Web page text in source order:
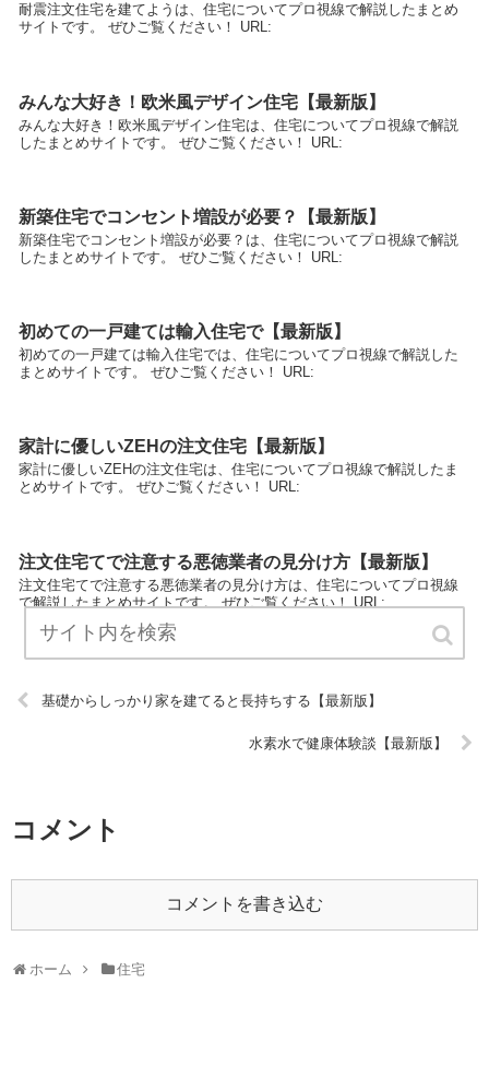
耐震注文住宅を建てようは、住宅についてプロ視線で解説したまとめ
サイトです。 ぜひご覧ください！ URL:
みんな大好き！欧米風デザイン住宅【最新版】
みんな大好き！欧米風デザイン住宅は、住宅についてプロ視線で解説
したまとめサイトです。 ぜひご覧ください！ URL:
新築住宅でコンセント増設が必要？【最新版】
新築住宅でコンセント増設が必要？は、住宅についてプロ視線で解説
したまとめサイトです。 ぜひご覧ください！ URL:
初めての一戸建ては輸入住宅で【最新版】
初めての一戸建ては輸入住宅では、住宅についてプロ視線で解説した
まとめサイトです。 ぜひご覧ください！ URL:
家計に優しいZEHの注文住宅【最新版】
家計に優しいZEHの注文住宅は、住宅についてプロ視線で解説したま
とめサイトです。 ぜひご覧ください！ URL:
注文住宅てで注意する悪徳業者の見分け方【最新版】
注文住宅てで注意する悪徳業者の見分け方は、住宅についてプロ視線
で解説したまとめサイトです。 ぜひご覧ください！ URL:
基礎からしっかり家を建てると長持ちする【最新版】
水素水で健康体験談【最新版】
コメント
コメントを書き込む
ホーム 住宅